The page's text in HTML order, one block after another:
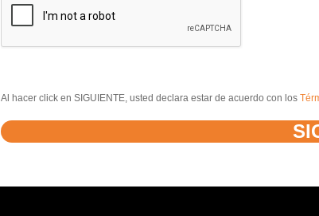
Al hacer click en SIGUIENTE, usted declara estar de acuerdo con los